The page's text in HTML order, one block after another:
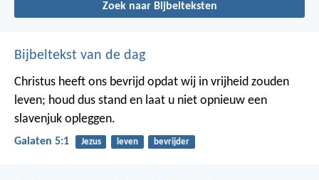
Zoek naar Bijbelteksten
Bijbeltekst van de dag
Christus heeft ons bevrijd opdat wij in vrijheid zouden
leven; houd dus stand en laat u niet opnieuw een
slavenjuk opleggen.
Galaten 5:1 Jezus leven bevrijder